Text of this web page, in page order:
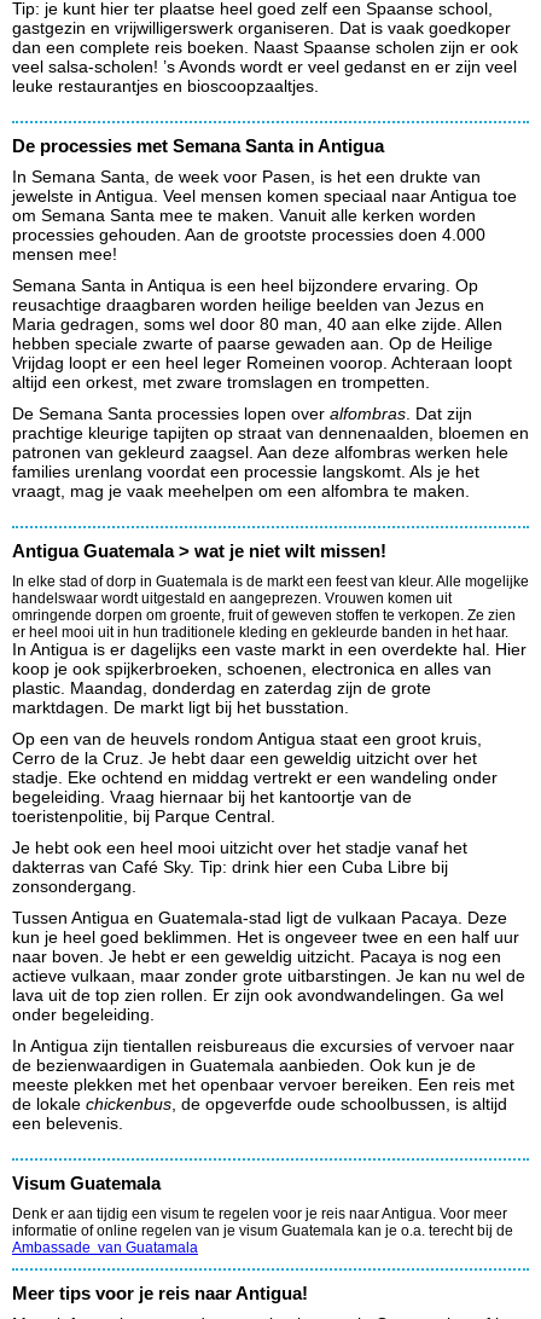
Tip: je kunt hier ter plaatse heel goed zelf een Spaanse school,
gastgezin en vrijwilligerswerk organiseren. Dat is vaak goedkoper
dan een complete reis boeken. Naast Spaanse scholen zijn er ook
veel salsa-scholen! ’s Avonds wordt er veel gedanst en er zijn veel
leuke restaurantjes en bioscoopzaaltjes.
De processies met Semana Santa in Antigua
In Semana Santa, de week voor Pasen, is het een drukte van
jewelste in Antigua. Veel mensen komen speciaal naar Antigua toe
om Semana Santa mee te maken. Vanuit alle kerken worden
processies gehouden. Aan de grootste processies doen 4.000
mensen mee!
Semana Santa in Antiqua is een heel bijzondere ervaring. Op
reusachtige draagbaren worden heilige beelden van Jezus en
Maria gedragen, soms wel door 80 man, 40 aan elke zijde. Allen
hebben speciale zwarte of paarse gewaden aan. Op de Heilige
Vrijdag loopt er een heel leger Romeinen voorop. Achteraan loopt
altijd een orkest, met zware tromslagen en trompetten.
De Semana Santa processies lopen over alfombras. Dat zijn
prachtige kleurige tapijten op straat van dennenaalden, bloemen en
patronen van gekleurd zaagsel. Aan deze alfombras werken hele
families urenlang voordat een processie langskomt. Als je het
vraagt, mag je vaak meehelpen om een alfombra te maken.
Antigua Guatemala > wat je niet wilt missen!
In elke stad of dorp in Guatemala is de markt een feest van kleur. Alle mogelijke
handelswaar wordt uitgestald en aangeprezen. Vrouwen komen uit
omringende dorpen om groente, fruit of geweven stoffen te verkopen. Ze zien
er heel mooi uit in hun traditionele kleding en gekleurde banden in het haar.
In Antigua is er dagelijks een vaste markt in een overdekte hal. Hier
koop je ook spijkerbroeken, schoenen, electronica en alles van
plastic. Maandag, donderdag en zaterdag zijn de grote
marktdagen. De markt ligt bij het busstation.
Op een van de heuvels rondom Antigua staat een groot kruis,
Cerro de la Cruz. Je hebt daar een geweldig uitzicht over het
stadje. Eke ochtend en middag vertrekt er een wandeling onder
begeleiding. Vraag hiernaar bij het kantoortje van de
toeristenpolitie, bij Parque Central.
Je hebt ook een heel mooi uitzicht over het stadje vanaf het
dakterras van Café Sky. Tip: drink hier een Cuba Libre bij
zonsondergang.
Tussen Antigua en Guatemala-stad ligt de vulkaan Pacaya. Deze
kun je heel goed beklimmen. Het is ongeveer twee en een half uur
naar boven. Je hebt er een geweldig uitzicht. Pacaya is nog een
actieve vulkaan, maar zonder grote uitbarstingen. Je kan nu wel de
lava uit de top zien rollen. Er zijn ook avondwandelingen. Ga wel
onder begeleiding.
In Antigua zijn tientallen reisbureaus die excursies of vervoer naar
de bezienwaardigen in Guatemala aanbieden. Ook kun je de
meeste plekken met het openbaar vervoer bereiken. Een reis met
de lokale chickenbus, de opgeverfde oude schoolbussen, is altijd
een belevenis.
Visum Guatemala
Denk er aan tijdig een visum te regelen voor je reis naar Antigua. Voor meer
informatie of online regelen van je visum Guatemala kan je o.a. terecht bij de
Ambassade van Guatamala
Meer tips voor je reis naar Antigua!